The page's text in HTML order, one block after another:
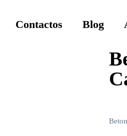
Contactos Blog